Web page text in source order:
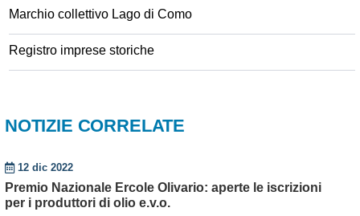
Marchio collettivo Lago di Como
Registro imprese storiche
NOTIZIE CORRELATE
12 dic 2022
Premio Nazionale Ercole Olivario: aperte le iscrizioni
per i produttori di olio e.v.o.